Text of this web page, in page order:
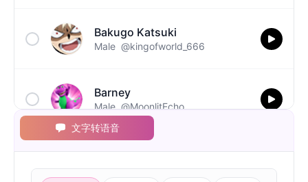
Bakugo Katsuki
Male @kingofworld_666
Barney
Male @MoonlitEcho
Bluey
Female @EchoVale
文字转语音